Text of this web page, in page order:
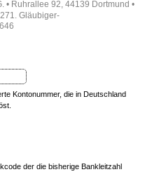
Ruhrallee 92, 44139 Dortmund •
Gläubiger-
die in Deutschland
der die bisherige Bankleitzahl